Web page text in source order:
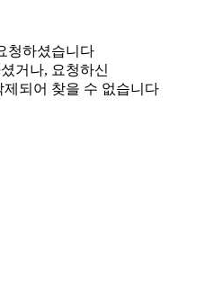
청하셨습니다
거나, 요청하신
되어 찾을 수 없습니다